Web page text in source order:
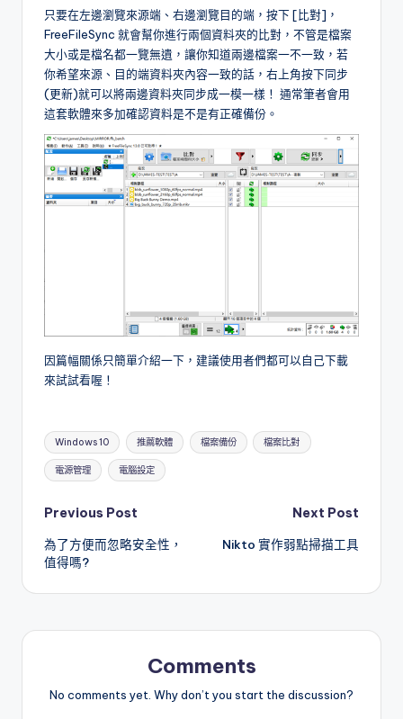
只要在左邊瀏覽來源端、右邊瀏覽目的端，按下 [比對]，
FreeFileSync 就會幫你進行兩個資料夾的比對，不管是檔案
大小或是檔名都一覽無遺，讓你知道兩邊檔案一不一致，若
你希望來源、目的端資料夾內容一致的話，右上角按下同步
(更新)就可以將兩邊資料夾同步成一模一樣！ 通常筆者會用
這套軟體來多加確認資料是不是有正確備份。
因篇幅關係只簡單介紹一下，建議使用者們都可以自己下載
來試試看喔！
Tags:
Windows 10 推薦軟體 檔案備份 檔案比對
電源管理 電腦設定
Post
navigation
Previous Post
為了方便而忽略安全性，
值得嗎?
Next Post
Nikto 實作弱點掃描工具
Comments
No comments yet. Why don’t you start the discussion?